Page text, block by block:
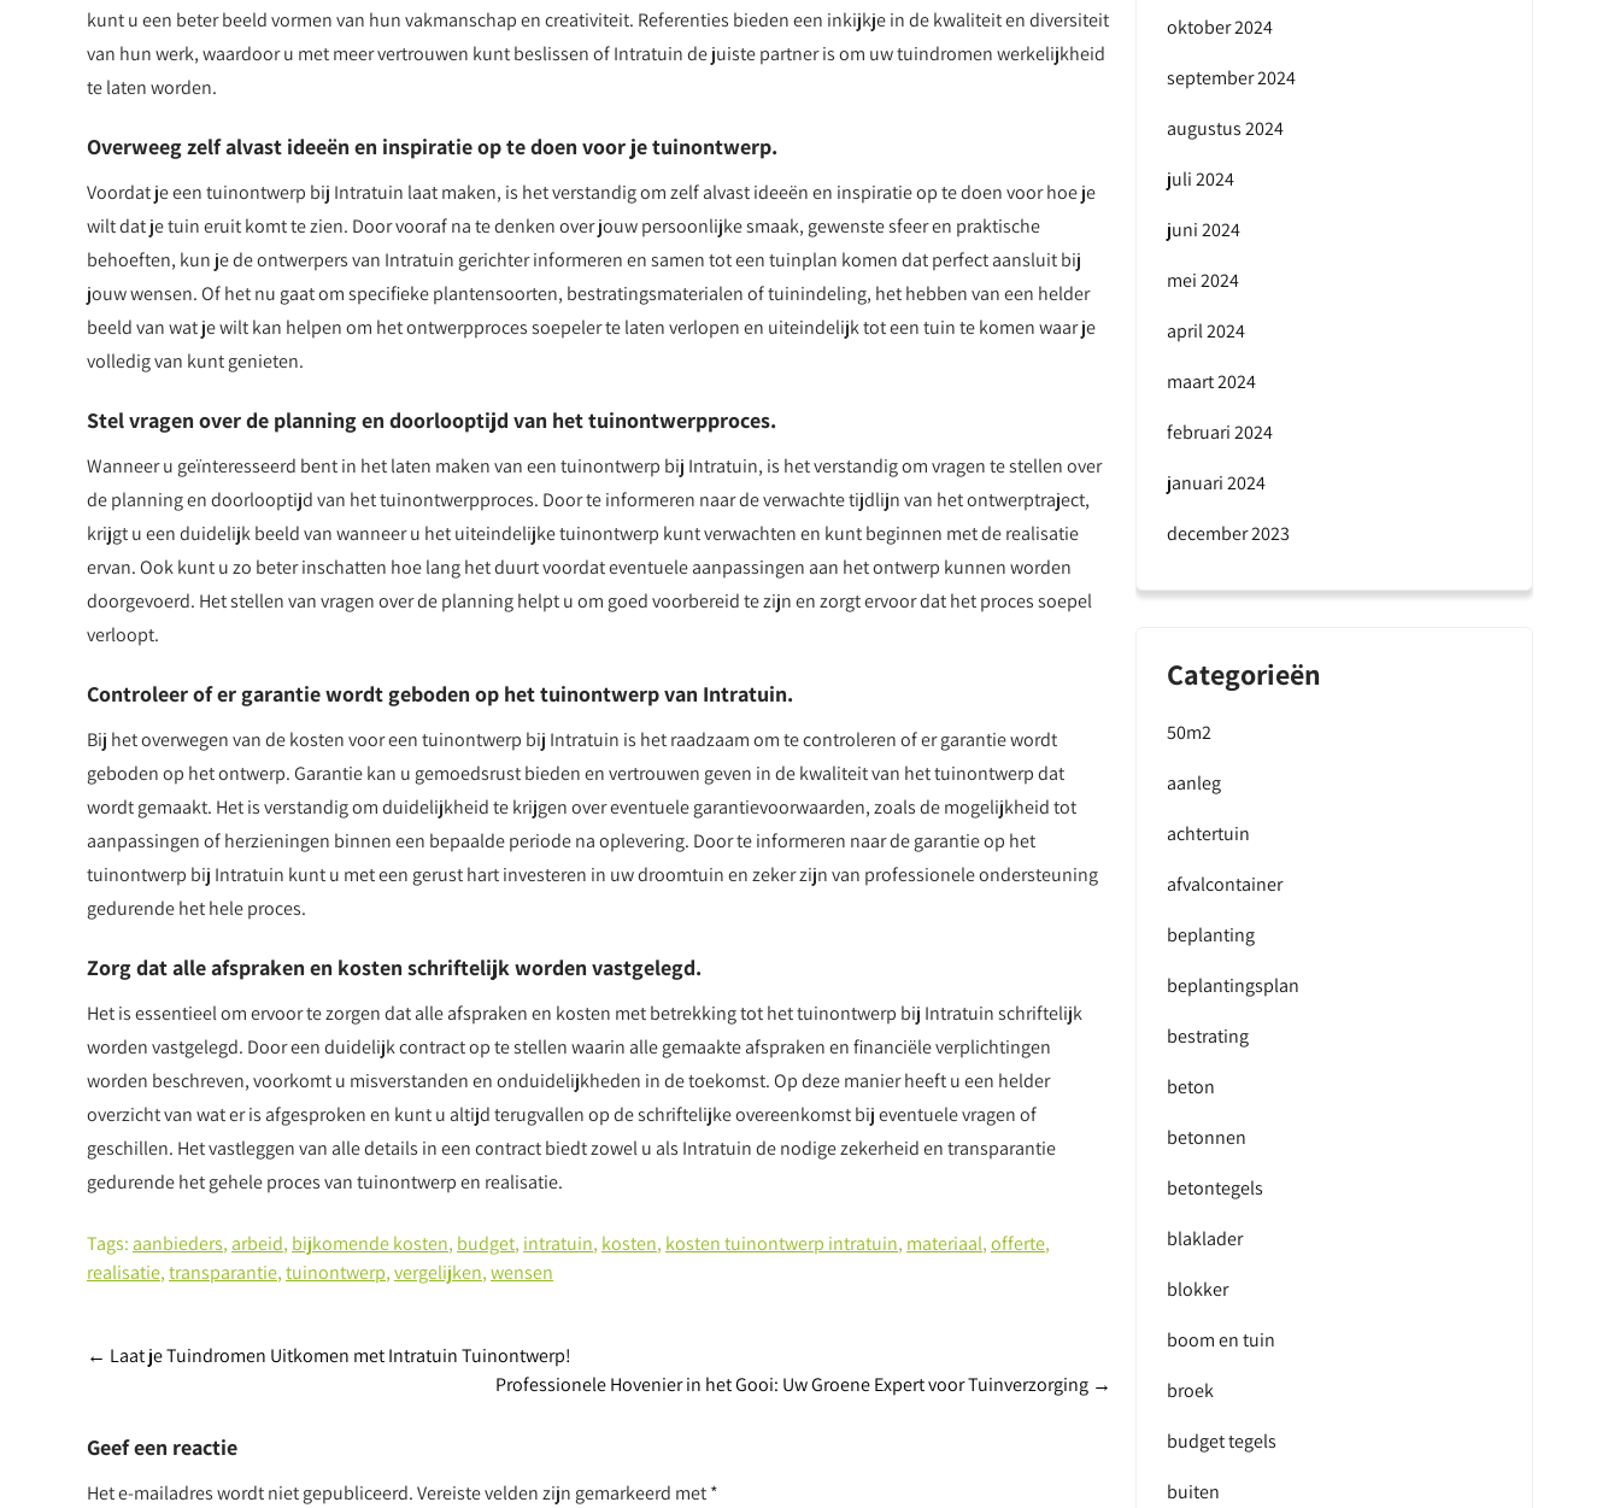
kunt u een beter beeld vormen van hun vakmanschap en creativiteit. Referenties bieden een inkijkje in de kwaliteit en diversiteit
van hun werk, waardoor u met meer vertrouwen kunt beslissen of Intratuin de juiste partner is om uw tuindromen werkelijkheid
te laten worden.
Overweeg zelf alvast ideeën en inspiratie op te doen voor je tuinontwerp.
Voordat je een tuinontwerp bij Intratuin laat maken, is het verstandig om zelf alvast ideeën en inspiratie op te doen voor hoe je
wilt dat je tuin eruit komt te zien. Door vooraf na te denken over jouw persoonlijke smaak, gewenste sfeer en praktische
behoeften, kun je de ontwerpers van Intratuin gerichter informeren en samen tot een tuinplan komen dat perfect aansluit bij
jouw wensen. Of het nu gaat om specifieke plantensoorten, bestratingsmaterialen of tuinindeling, het hebben van een helder
beeld van wat je wilt kan helpen om het ontwerpproces soepeler te laten verlopen en uiteindelijk tot een tuin te komen waar je
volledig van kunt genieten.
Stel vragen over de planning en doorlooptijd van het tuinontwerpproces.
Wanneer u geïnteresseerd bent in het laten maken van een tuinontwerp bij Intratuin, is het verstandig om vragen te stellen over
de planning en doorlooptijd van het tuinontwerpproces. Door te informeren naar de verwachte tijdlijn van het ontwerptraject,
krijgt u een duidelijk beeld van wanneer u het uiteindelijke tuinontwerp kunt verwachten en kunt beginnen met de realisatie
ervan. Ook kunt u zo beter inschatten hoe lang het duurt voordat eventuele aanpassingen aan het ontwerp kunnen worden
doorgevoerd. Het stellen van vragen over de planning helpt u om goed voorbereid te zijn en zorgt ervoor dat het proces soepel
verloopt.
Controleer of er garantie wordt geboden op het tuinontwerp van Intratuin.
Bij het overwegen van de kosten voor een tuinontwerp bij Intratuin is het raadzaam om te controleren of er garantie wordt
geboden op het ontwerp. Garantie kan u gemoedsrust bieden en vertrouwen geven in de kwaliteit van het tuinontwerp dat
wordt gemaakt. Het is verstandig om duidelijkheid te krijgen over eventuele garantievoorwaarden, zoals de mogelijkheid tot
aanpassingen of herzieningen binnen een bepaalde periode na oplevering. Door te informeren naar de garantie op het
tuinontwerp bij Intratuin kunt u met een gerust hart investeren in uw droomtuin en zeker zijn van professionele ondersteuning
gedurende het hele proces.
Zorg dat alle afspraken en kosten schriftelijk worden vastgelegd.
Het is essentieel om ervoor te zorgen dat alle afspraken en kosten met betrekking tot het tuinontwerp bij Intratuin schriftelijk
worden vastgelegd. Door een duidelijk contract op te stellen waarin alle gemaakte afspraken en financiële verplichtingen
worden beschreven, voorkomt u misverstanden en onduidelijkheden in de toekomst. Op deze manier heeft u een helder
overzicht van wat er is afgesproken en kunt u altijd terugvallen op de schriftelijke overeenkomst bij eventuele vragen of
geschillen. Het vastleggen van alle details in een contract biedt zowel u als Intratuin de nodige zekerheid en transparantie
gedurende het gehele proces van tuinontwerp en realisatie.
Tags: aanbieders, arbeid, bijkomende kosten, budget, intratuin, kosten, kosten tuinontwerp intratuin, materiaal,offerte,
realisatie,transparantie,tuinontwerp,vergelijken,wensen
Berichtnavigatie
← Laat je Tuindromen Uitkomen met Intratuin Tuinontwerp!
Professionele Hovenier in het Gooi: Uw Groene Expert voor Tuinverzorging →
Geef een reactie
Het e-mailadres wordt niet gepubliceerd.Vereiste velden zijn gemarkeerd met*
oktober 2024
september 2024
augustus 2024
juli 2024
juni 2024
mei 2024
april 2024
maart 2024
februari 2024
januari 2024
december 2023
Categorieën
50m2
aanleg
achtertuin
afvalcontainer
beplanting
beplantingsplan
bestrating
beton
betonnen
betontegels
blaklader
blokker
boom en tuin
broek
budget tegels
buiten